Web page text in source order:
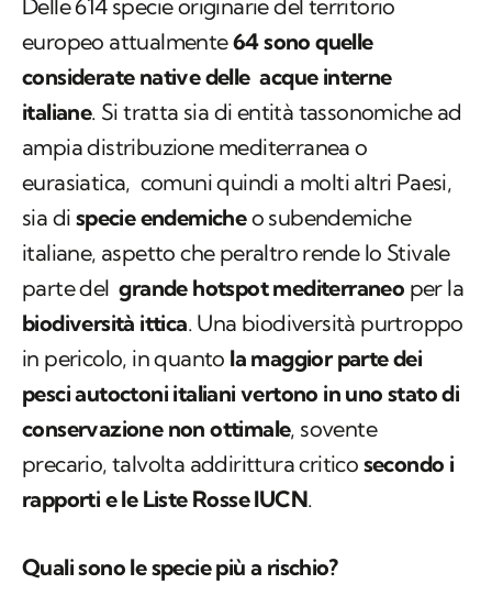
Delle 614 specie originarie del territorio
europeo attualmente64 sono quelle
considerate native delle acque interne
italiane. Si tratta sia di entità tassonomiche ad
ampia distribuzione mediterranea o
eurasiatica, comuni quindi a molti altri Paesi,
sia di specie endemicheo subendemiche
italiane, aspetto che peraltro rende lo Stivale
parte delgrande hotspot mediterraneo per la
biodiversità ittica. Una biodiversità purtroppo
in pericolo, in quanto la maggior parte dei
pesci autoctoni italiani vertono in uno stato di
conservazione non ottimale, sovente
precario, talvolta addirittura critico secondo i
rapporti e le Liste Rosse IUCN.
Quali sono le specie più a rischio?